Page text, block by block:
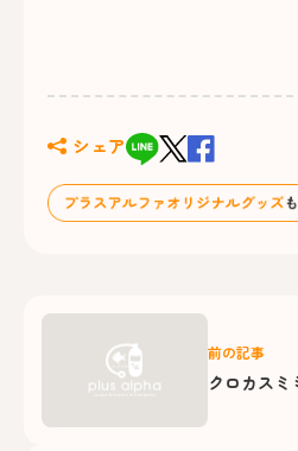
シェア
前の記事
クロカスミ